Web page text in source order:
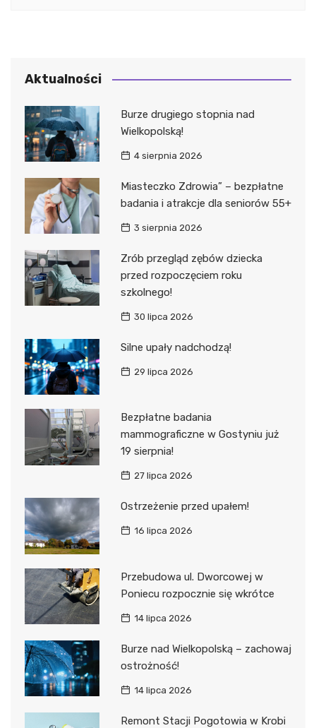
Aktualności
Burze drugiego stopnia nad
Wielkopolską!
4 sierpnia 2026
Miasteczko Zdrowia” – bezpłatne
badania i atrakcje dla seniorów 55+
3 sierpnia 2026
Zrób przegląd zębów dziecka
przed rozpoczęciem roku
szkolnego!
30 lipca 2026
Silne upały nadchodzą!
29 lipca 2026
Bezpłatne badania
mammograficzne w Gostyniu już
19 sierpnia!
27 lipca 2026
Ostrzeżenie przed upałem!
16 lipca 2026
Przebudowa ul. Dworcowej w
Poniecu rozpocznie się wkrótce
14 lipca 2026
Burze nad Wielkopolską – zachowaj
ostrożność!
14 lipca 2026
Remont Stacji Pogotowia w Krobi